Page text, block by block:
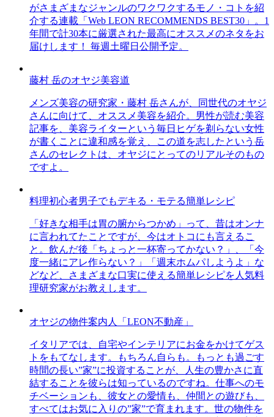
がさまざまなジャンルのワクワクするモノ・コトを紹
介する連載「Web LEON RECOMMENDS BEST30」。1
年間で計30本に厳選された最高にオススメのネタをお
届けします！ 毎週土曜日公開予定。
藤村 岳のオヤジ美容道
メンズ美容の研究家・藤村 岳さんが、同世代のオヤジ
さんに向けて、オススメ美容を紹介。男性が読む美容
記事を、美容ライターという毎日ヒゲを剃らない女性
が書くことに違和感を覚え、この道を志したという岳
さんのセレクトは、オヤジにとってのリアルそのもの
ですよ。
料理初心者男子でもデキる・モテる簡単レシピ
「好きな相手は胃の腑からつかめ」って、昔はオンナ
に言われてたことですが、今はオトコにも言えるこ
と。飲んだ後「ちょっと一杯寄ってかない？」、「今
度一緒にアレ作らない？」「週末ホムパしようよ」な
どなど、さまざまな口実に使える簡単レシピを人気料
理研究家がお教えします。
オヤジの物件案内人「LEON不動産」
イタリアでは、自宅やインテリアにお金をかけてゲス
トをもてなします。もちろん自らも。もっとも過ごす
時間の長い”家”に投資することが、人生の豊かさに直
結することを彼らは知っているのですね。仕事へのモ
チベーションも、彼女との愛情も、仲間との遊びも、
すべてはお気に入りの”家”で育まれます。世の物件を